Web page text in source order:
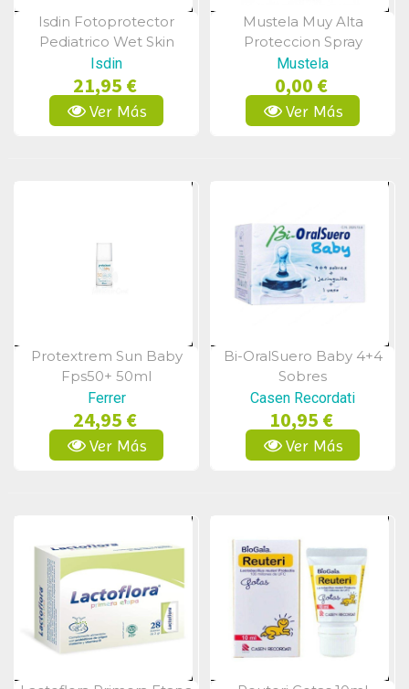
Vista Rápida
Isdin Fotoprotector
Pediatrico Wet Skin
Transparent Spray 50
200 Ml
Isdin
21,95 €
Ver Más
Vista Rápida
Mustela Muy Alta
Proteccion Spray
Solar50+300ml
Mustela
0,00 €
Ver Más
Vista Rápida
Protextrem Sun Baby
Fps50+ 50ml
Ferrer
24,95 €
Ver Más
Vista Rápida
Bi-OralSuero Baby 4+4
Sobres
Casen Recordati
10,95 €
Ver Más